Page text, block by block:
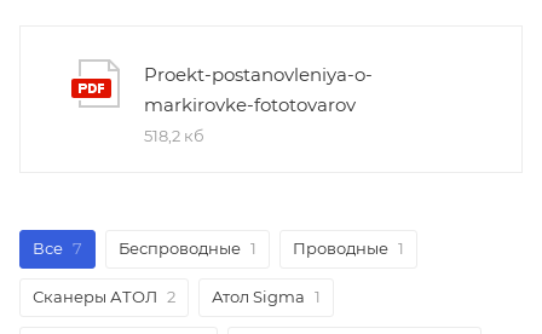
Proekt-postanovleniya-o-
markirovke-fototovarov
518,2 кб
Все 7 Беспроводные 1 Проводные 1
Сканеры АТОЛ 2 Атол Sigma 1